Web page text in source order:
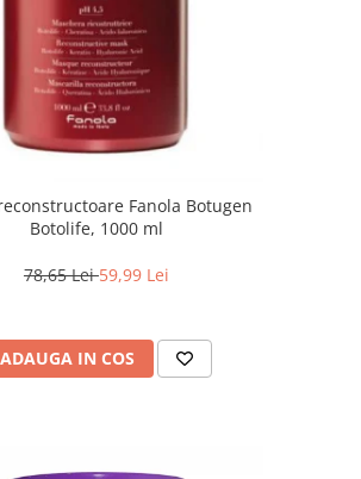
Fanola Botugen
Botolife, 1000 ml
78,65 Lei59,99 Lei
ADAUGA IN COS